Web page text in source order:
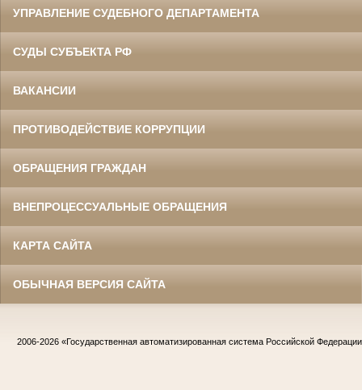
УПРАВЛЕНИЕ СУДЕБНОГО ДЕПАРТАМЕНТА
СУДЫ СУБЪЕКТА РФ
ВАКАНСИИ
ПРОТИВОДЕЙСТВИЕ КОРРУПЦИИ
ОБРАЩЕНИЯ ГРАЖДАН
ВНЕПРОЦЕССУАЛЬНЫЕ ОБРАЩЕНИЯ
КАРТА САЙТА
ОБЫЧНАЯ ВЕРСИЯ САЙТА
2006-2026 «Государственная автоматизированная система Российской